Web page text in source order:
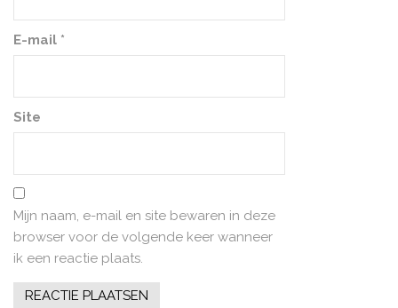
E-mail *
Site
Mijn naam, e-mail en site bewaren in deze
browser voor de volgende keer wanneer
ik een reactie plaats.